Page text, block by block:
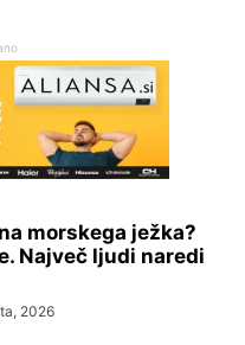
morskega ježka?
Največ ljudi naredi
2026